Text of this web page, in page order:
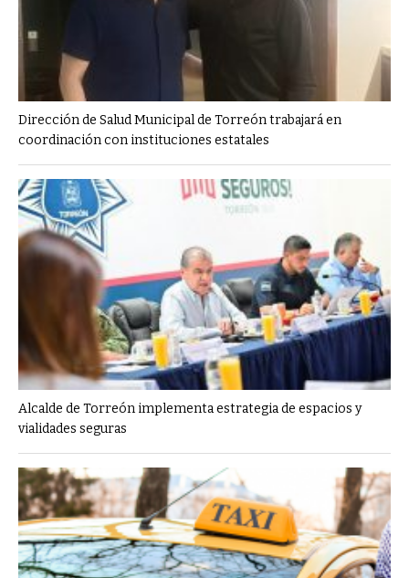
Dirección de Salud Municipal de Torreón trabajará en
coordinación con instituciones estatales
Alcalde de Torreón implementa estrategia de espacios y
vialidades seguras